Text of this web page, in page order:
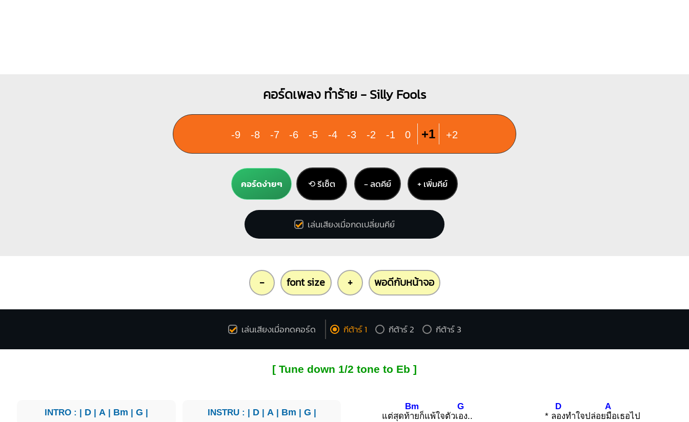
คอร์ดเพลง ทำร้าย - Silly Fools
-9 -8 -7 -6 -5 -4 -3 -2 -1 0 +1 +2
คอร์ดง่ายๆ ⟲ รีเซ็ต − ลดคีย์ + เพิ่มคีย์
เล่นเสียงเมื่อกดเปลี่ยนคีย์
- font size + พอดีกับหน้าจอ
เล่นเสียงเมื่อกดคอร์ด กีต้าร์ 1 กีต้าร์ 2 กีต้าร์ 3
[ Tune down 1/2 tone to Eb ]
INTRO : | D |A | Bm |G | INSTRU : | D| A| Bm | G | แต่สุดท้
Bm
ายก็แพ้ใจตัวเ
G
อง.. * ล
D
องทำใจปล่อย
A
มือเธอไป